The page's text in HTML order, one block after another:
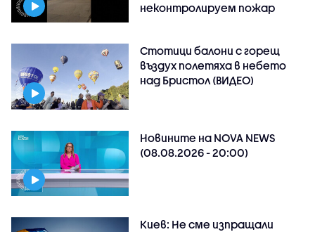
неконтролируем пожар
Стотици балони с горещ
въздух полетяха в небето
над Бристол (ВИДЕО)
Новините на NOVA NEWS
(08.08.2026 - 20:00)
Киев: Не сме изпращали